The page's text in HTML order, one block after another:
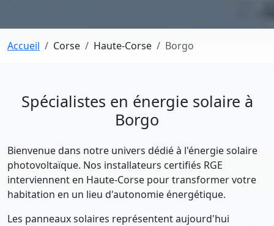
Accueil Corse Haute-Corse Borgo
Spécialistes en énergie solaire à
Borgo
Bienvenue dans notre univers dédié à l'énergie solaire
photovoltaïque. Nos installateurs certifiés RGE
interviennent en Haute-Corse pour transformer votre
habitation en un lieu d'autonomie énergétique.
Les panneaux solaires représentent aujourd'hui